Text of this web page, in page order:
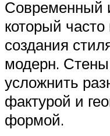
Современный
который
создания
модерн.
усложнить
фактурой и
формой.